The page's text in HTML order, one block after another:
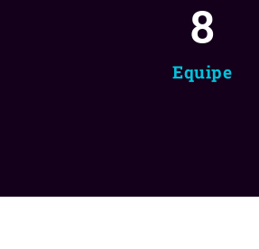
Equipe
8